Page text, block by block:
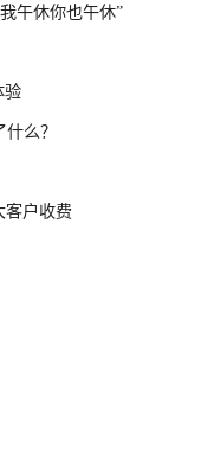
午休你也午休”
验
么？
客户收费